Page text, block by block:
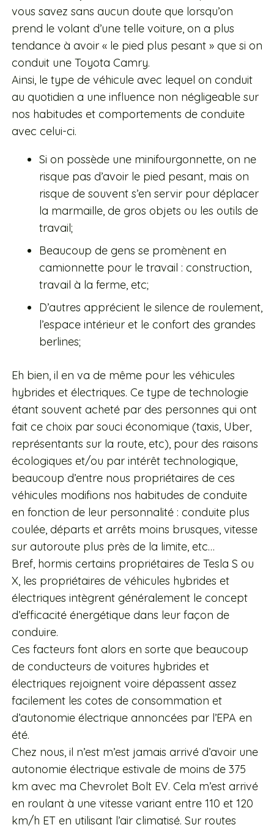
vous savez sans aucun doute que lorsqu’on
prend le volant d’une telle voiture, on a plus
tendance à avoir « le pied plus pesant » que si on
conduit une Toyota Camry.
Ainsi, le type de véhicule avec lequel on conduit
au quotidien a une influence non négligeable sur
nos habitudes et comportements de conduite
avec celui-ci.
Si on possède une minifourgonnette, on ne
risque pas d’avoir le pied pesant, mais on
risque de souvent s’en servir pour déplacer
la marmaille, de gros objets ou les outils de
travail;
Beaucoup de gens se promènent en
camionnette pour le travail : construction,
travail à la ferme, etc;
D’autres apprécient le silence de roulement,
l’espace intérieur et le confort des grandes
berlines;
Eh bien, il en va de même pour les véhicules
hybrides et électriques. Ce type de technologie
étant souvent acheté par des personnes qui ont
fait ce choix par souci économique (taxis, Uber,
représentants sur la route, etc), pour des raisons
écologiques et/ou par intérêt technologique,
beaucoup d’entre nous propriétaires de ces
véhicules modifions nos habitudes de conduite
en fonction de leur personnalité : conduite plus
coulée, départs et arrêts moins brusques, vitesse
sur autoroute plus près de la limite, etc…
Bref, hormis certains propriétaires de Tesla S ou
X, les propriétaires de véhicules hybrides et
électriques intègrent généralement le concept
d’efficacité énergétique dans leur façon de
conduire.
Ces facteurs font alors en sorte que beaucoup
de conducteurs de voitures hybrides et
électriques rejoignent voire dépassent assez
facilement les cotes de consommation et
d’autonomie électrique annoncées par l’EPA en
été.
Chez nous, il n’est m’est jamais arrivé d’avoir une
autonomie électrique estivale de moins de 375
km avec ma Chevrolet Bolt EV. Cela m’est arrivé
en roulant à une vitesse variant entre 110 et 120
km/h ET en utilisant l’air climatisé. Sur routes